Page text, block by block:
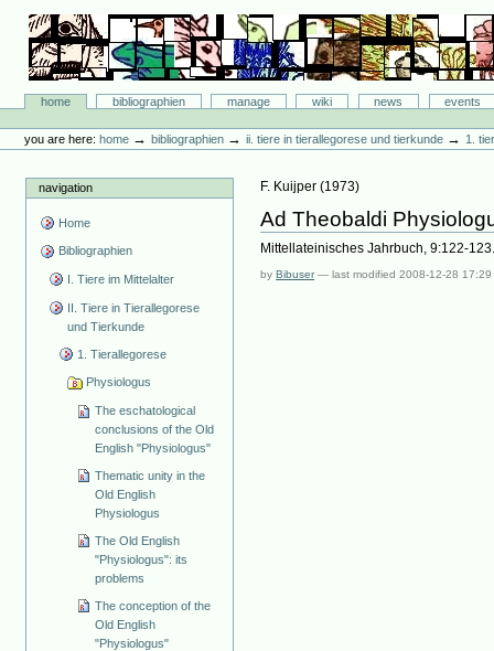
content.
navigation
Bibliographie-Portal
Sectionshome bibliographien manage wiki news
events
tools
you are here: home →bibliographien →ii. tiere in tierallegorese und tierkunde →1.
navigation
Home
Bibliographien
I. Tiere im Mittelalter
II. Tiere in Tierallegorese
und Tierkunde
1. Tierallegorese
Physiologus
The eschatological
conclusions of the Old
English "Physiologus"
Thematic unity in the
Old English
Physiologus
The Old English
"Physiologus": its
problems
The conception of the
Old English
"Physiologus"
F. Kuijper (1973)
Ad Theobaldi
Mittellateinisches Jahrbuch, 9:122-
byBibuser —last modified2008-12-28 17:29